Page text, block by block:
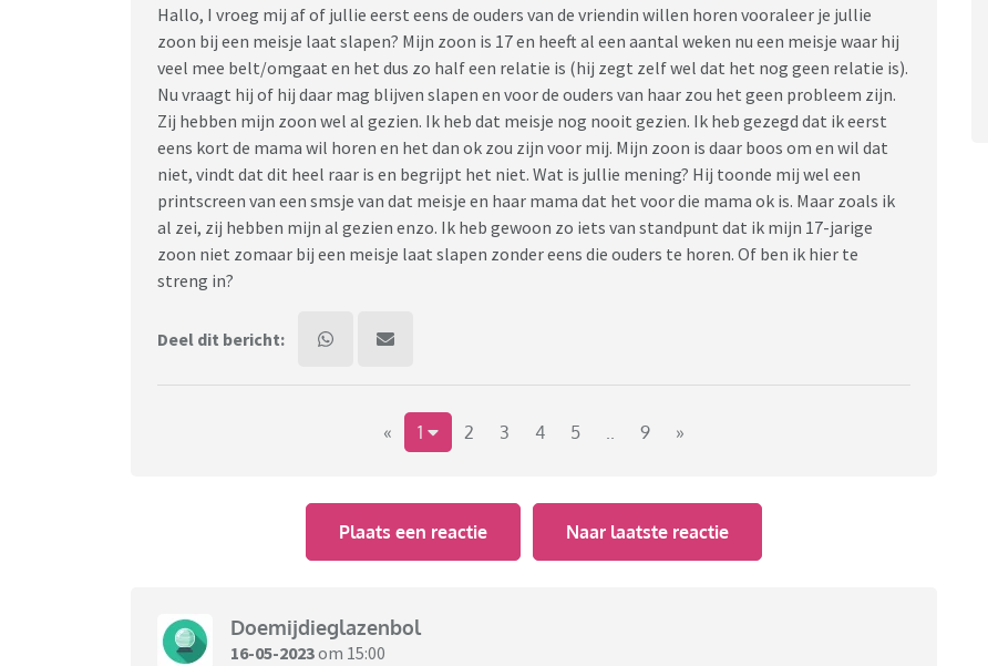
Hallo, I vroeg mij af of jullie eerst eens de ouders van de vriendin willen horen vooraleer je jullie
zoon bij een meisje laat slapen? Mijn zoon is 17 en heeft al een aantal weken nu een meisje waar hij
veel mee belt/omgaat en het dus zo half een relatie is (hij zegt zelf wel dat het nog geen relatie is).
Nu vraagt hij of hij daar mag blijven slapen en voor de ouders van haar zou het geen probleem zijn.
Zij hebben mijn zoon wel al gezien. Ik heb dat meisje nog nooit gezien. Ik heb gezegd dat ik eerst
eens kort de mama wil horen en het dan ok zou zijn voor mij. Mijn zoon is daar boos om en wil dat
niet, vindt dat dit heel raar is en begrijpt het niet. Wat is jullie mening? Hij toonde mij wel een
printscreen van een smsje van dat meisje en haar mama dat het voor die mama ok is. Maar zoals ik
al zei, zij hebben mijn al gezien enzo. Ik heb gewoon zo iets van standpunt dat ik mijn 17-jarige
zoon niet zomaar bij een meisje laat slapen zonder eens die ouders te horen. Of ben ik hier te
streng in?
Deel dit bericht:
« 1 2 3 4 5 .. 9 »
Plaats een reactie Naar laatste reactie
Doemijdieglazenbol
16-05-2023om 15:00